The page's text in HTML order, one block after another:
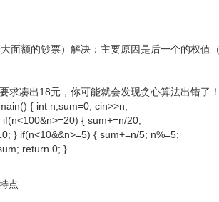
面额的钞票）解决：主要原因是后一个的权值
求凑出18元，你可能就会发现贪心算法出错了！
{ int n,sum=0; cin>>n;
{ sum+=n/20;
} if(n<10&&n>=5) { sum+=n/5; n%=5;
return 0; }
点